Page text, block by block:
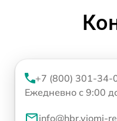
+7 (800) 301-34-
Ежедневно с 9:00
info@hbr.viomi-